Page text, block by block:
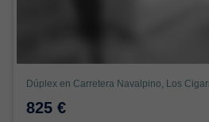
Dúplex en Carretera Navalpino, Los
825 €